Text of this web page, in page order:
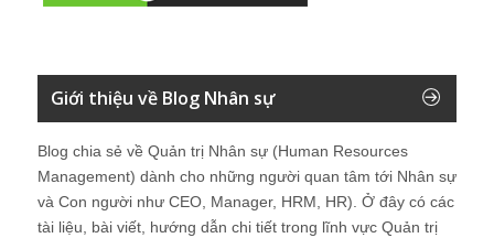
Giới thiệu về Blog Nhân sự
Blog chia sẻ về Quản trị Nhân sự (Human Resources
Management) dành cho những người quan tâm tới Nhân sự
và Con người như CEO, Manager, HRM, HR). Ở đây có các
tài liệu, bài viết, hướng dẫn chi tiết trong lĩnh vực Quản trị